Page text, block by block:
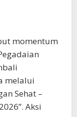
momentum
melalui
Sehat –
Aksi